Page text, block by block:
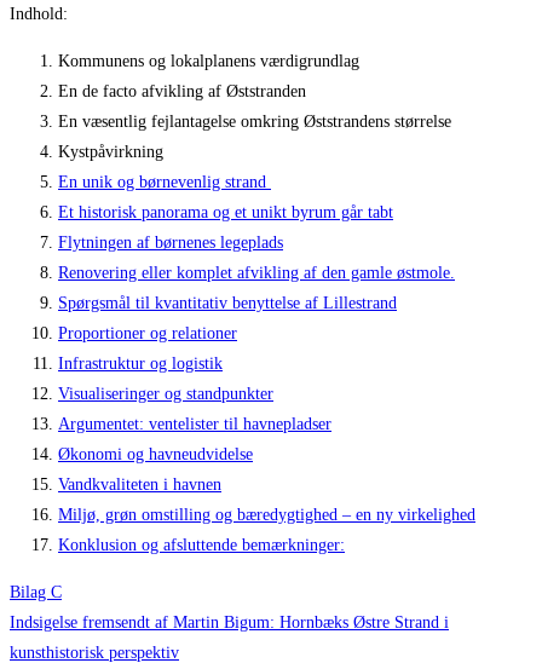
Indhold:
Kommunens og lokalplanens værdigrundlag
En de facto afvikling af Øststranden
En væsentlig fejlantagelse omkring Øststrandens størrelse
Kystpåvirkning
En unik og børnevenlig strand
Et historisk panorama og et unikt byrum går tabt
Flytningen af børnenes legeplads
Renovering eller komplet afvikling af den gamle østmole.
Spørgsmål til kvantitativ benyttelse af Lillestrand
Proportioner og relationer
Infrastruktur og logistik
Visualiseringer og standpunkter
Argumentet: ventelister til havnepladser
Økonomi og havneudvidelse
Vandkvaliteten i havnen
Miljø, grøn omstilling og bæredygtighed – en ny virkelighed
Konklusion og afsluttende bemærkninger:
Bilag C
Indsigelse fremsendt af Martin Bigum: Hornbæks Østre Strand i
kunsthistorisk perspektiv